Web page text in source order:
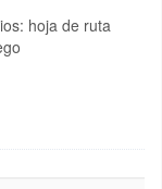
hoja de ruta